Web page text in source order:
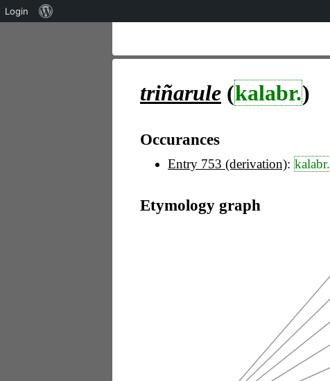
triñarule (kalabr.)
Occurances
Entry 753 (derivation): kalabr.
Etymology graph
Login